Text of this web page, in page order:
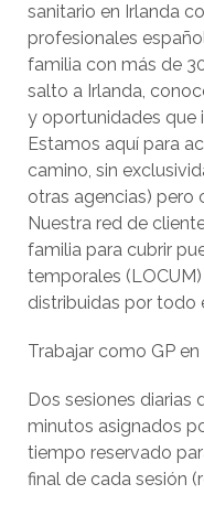
sanitario en Irlanda
profesionales
familia con más de
salto a Irlanda,
y oportunidades que
Estamos aquí para
camino, sin
otras agencias) pero
Nuestra red de
familia para cubrir
temporales
distribuidas por todo
Trabajar como GP
Dos sesiones diarias
minutos asignados
tiempo reservado
final de cada sesión